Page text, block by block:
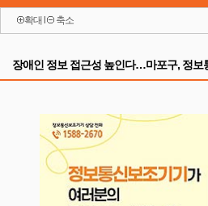
이슈
확대 축소
장애인 정보 접근성 높인다…마포구, 정보